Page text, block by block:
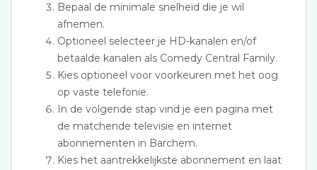
Bepaal de minimale snelheid die je wil
afnemen.
Optioneel selecteer je HD-kanalen en/of
betaalde kanalen als Comedy Central Family.
Kies optioneel voor voorkeuren met het oog
op vaste telefonie.
In de volgende stap vind je een pagina met
de matchende televisie en internet
abonnementen in Barchem.
Kies het aantrekkelijkste abonnement en laat